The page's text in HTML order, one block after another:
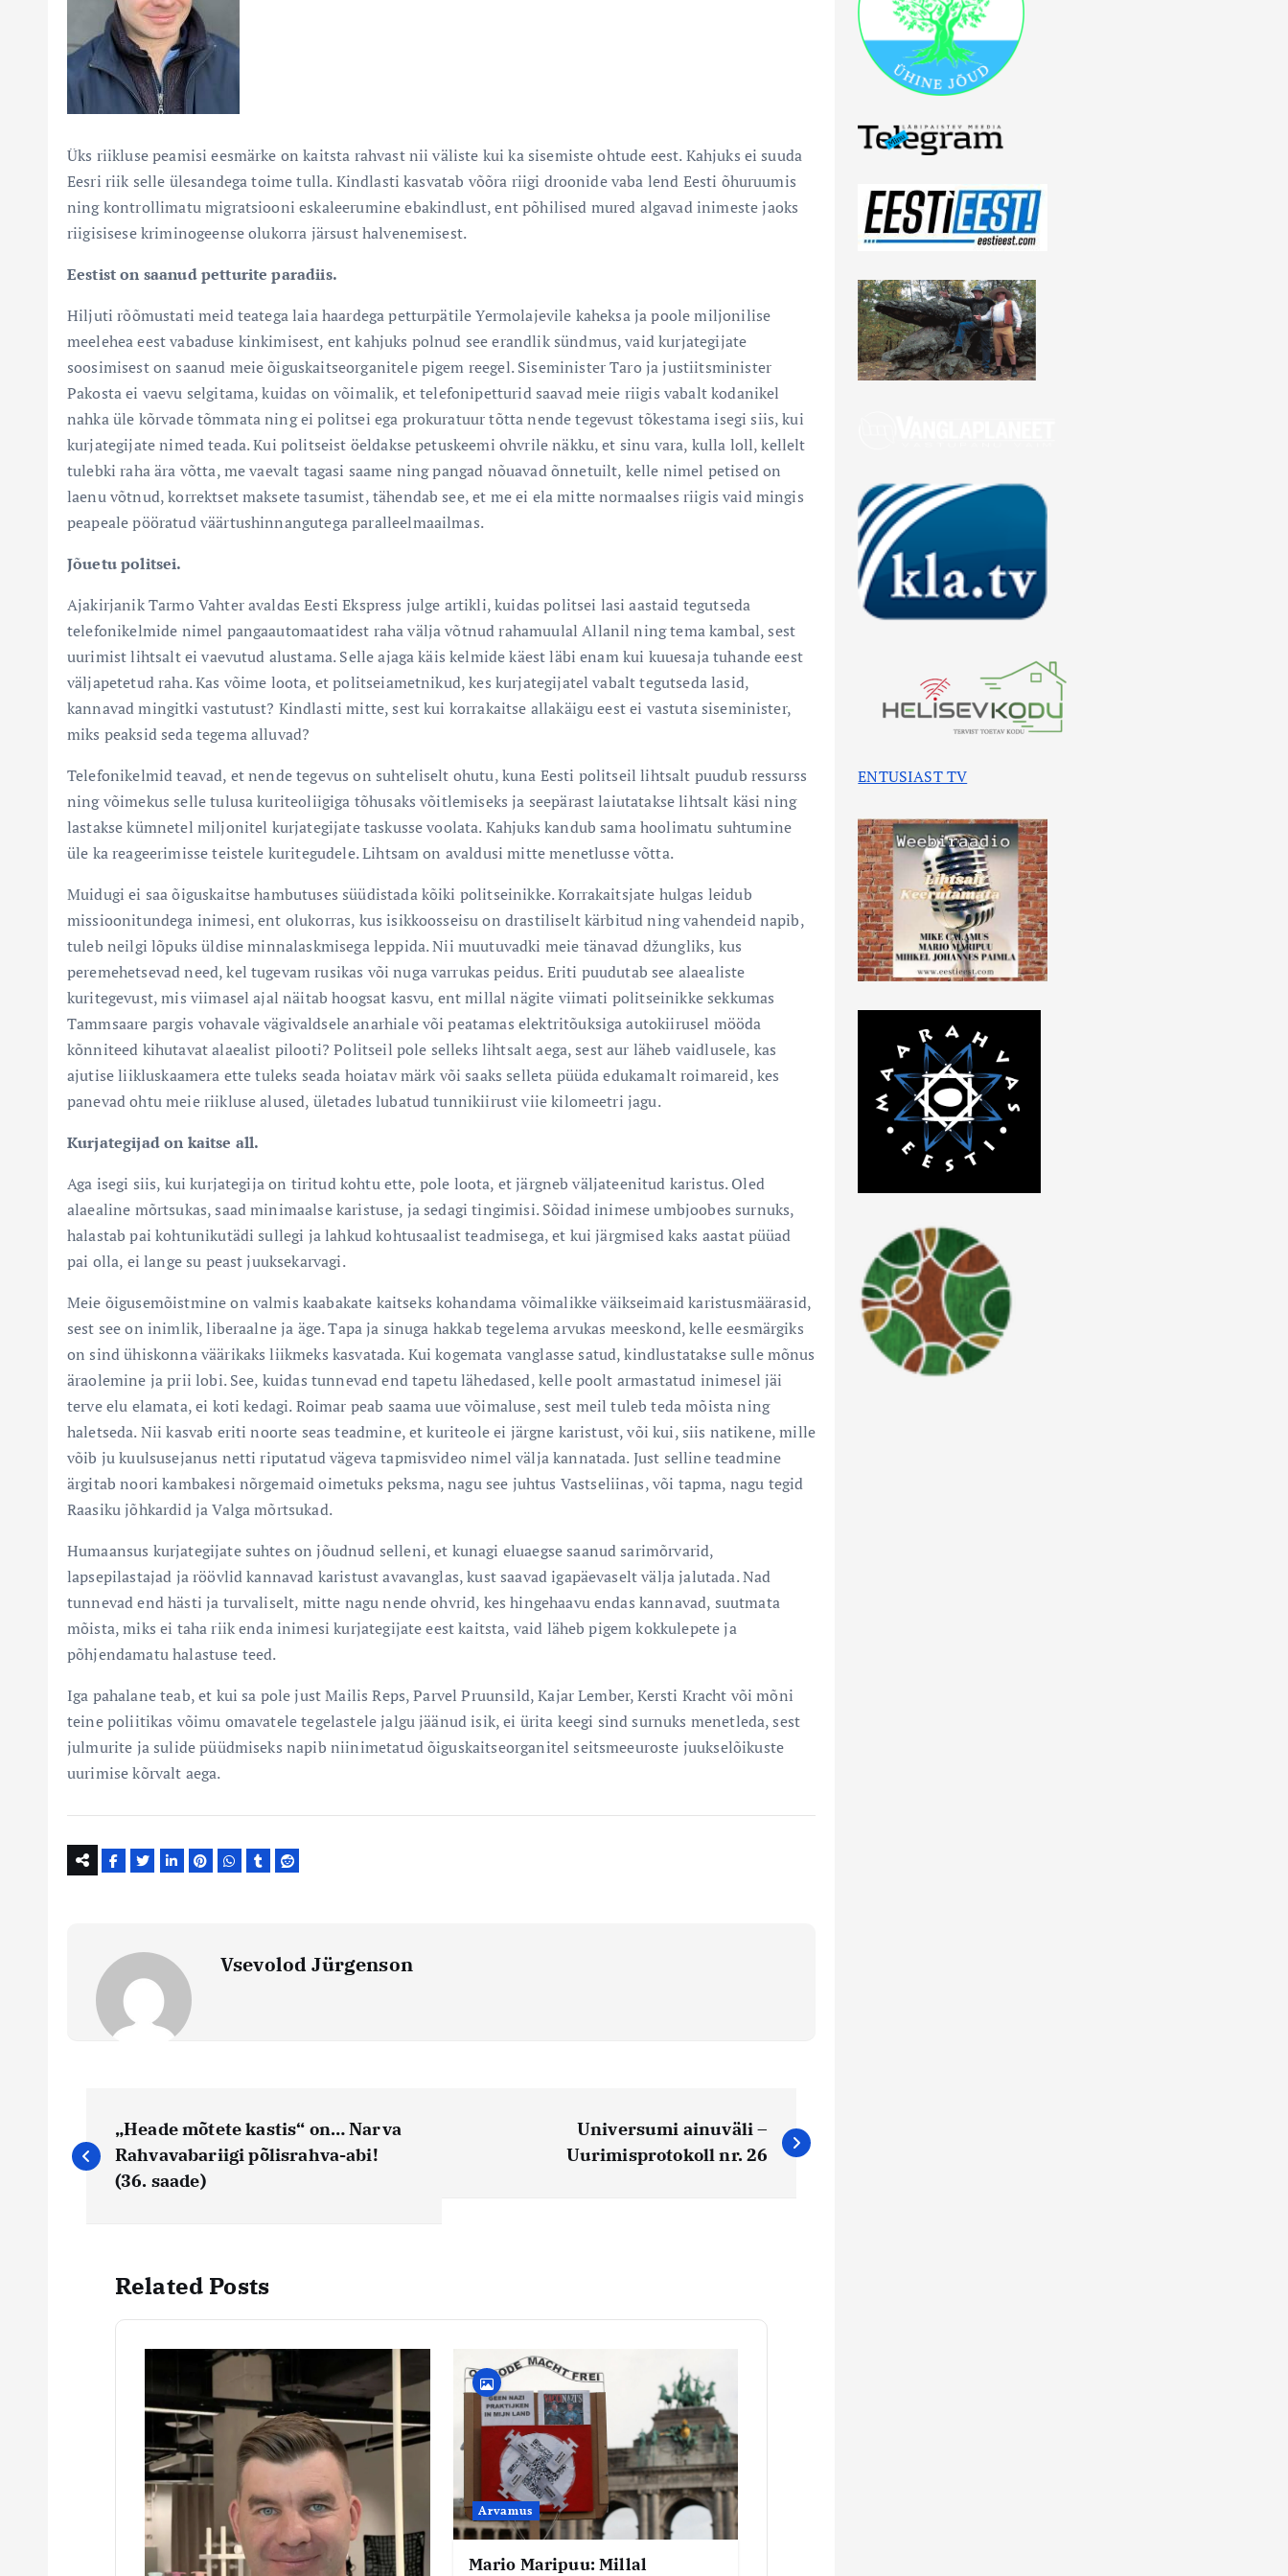
Üks riikluse peamisi eesmärke on kaitsta rahvast nii väliste kui ka sisemiste ohtude eest. Kahjuks ei suuda
Eesri riik selle ülesandega toime tulla. Kindlasti kasvatab võõra riigi droonide vaba lend Eesti õhuruumis
ning kontrollimatu migratsiooni eskaleerumine ebakindlust, ent põhilised mured algavad inimeste jaoks
riigisisese kriminogeense olukorra järsust halvenemisest.
Eestist on saanud petturite paradiis.
Hiljuti rõõmustati meid teatega laia haardega petturpätile Yermolajevile kaheksa ja poole miljonilise
meelehea eest vabaduse kinkimisest, ent kahjuks polnud see erandlik sündmus, vaid kurjategijate
soosimisest on saanud meie õiguskaitseorganitele pigem reegel. Siseminister Taro ja justiitsminister
Pakosta ei vaevu selgitama, kuidas on võimalik, et telefonipetturid saavad meie riigis vabalt kodanikel
nahka üle kõrvade tõmmata ning ei politsei ega prokuratuur tõtta nende tegevust tõkestama isegi siis, kui
kurjategijate nimed teada. Kui politseist öeldakse petuskeemi ohvrile näkku, et sinu vara, kulla loll, kellelt
tulebki raha ära võtta, me vaevalt tagasi saame ning pangad nõuavad õnnetuilt, kelle nimel petised on
laenu võtnud, korrektset maksete tasumist, tähendab see, et me ei ela mitte normaalses riigis vaid mingis
peapeale pööratud väärtushinnangutega paralleelmaailmas.
Jõuetu politsei.
Ajakirjanik Tarmo Vahter avaldas Eesti Ekspress julge artikli, kuidas politsei lasi aastaid tegutseda
telefonikelmide nimel pangaautomaatidest raha välja võtnud rahamuulal Allanil ning tema kambal, sest
uurimist lihtsalt ei vaevutud alustama. Selle ajaga käis kelmide käest läbi enam kui kuuesaja tuhande eest
väljapetetud raha. Kas võime loota, et politseiametnikud, kes kurjategijatel vabalt tegutseda lasid,
kannavad mingitki vastutust? Kindlasti mitte, sest kui korrakaitse allakäigu eest ei vastuta siseminister,
miks peaksid seda tegema alluvad?
Telefonikelmid teavad, et nende tegevus on suhteliselt ohutu, kuna Eesti politseil lihtsalt puudub ressurss
ning võimekus selle tulusa kuriteoliigiga tõhusaks võitlemiseks ja seepärast laiutatakse lihtsalt käsi ning
lastakse kümnetel miljonitel kurjategijate taskusse voolata. Kahjuks kandub sama hoolimatu suhtumine
üle ka reageerimisse teistele kuritegudele. Lihtsam on avaldusi mitte menetlusse võtta.
Muidugi ei saa õiguskaitse hambutuses süüdistada kõiki politseinikke. Korrakaitsjate hulgas leidub
missioonitundega inimesi, ent olukorras, kus isikkoosseisu on drastiliselt kärbitud ning vahendeid napib,
tuleb neilgi lõpuks üldise minnalaskmisega leppida. Nii muutuvadki meie tänavad džungliks, kus
peremehetsevad need, kel tugevam rusikas või nuga varrukas peidus. Eriti puudutab see alaealiste
kuritegevust, mis viimasel ajal näitab hoogsat kasvu, ent millal nägite viimati politseinikke sekkumas
Tammsaare pargis vohavale vägivaldsele anarhiale või peatamas elektritõuksiga autokiirusel mööda
kõnniteed kihutavat alaealist pilooti? Politseil pole selleks lihtsalt aega, sest aur läheb vaidlusele, kas
ajutise liikluskaamera ette tuleks seada hoiatav märk või saaks selleta püüda edukamalt roimareid, kes
panevad ohtu meie riikluse alused, ületades lubatud tunnikiirust viie kilomeetri jagu.
Kurjategijad on kaitse all.
Aga isegi siis, kui kurjategija on tiritud kohtu ette, pole loota, et järgneb väljateenitud karistus. Oled
alaealine mõrtsukas, saad minimaalse karistuse, ja sedagi tingimisi. Sõidad inimese umbjoobes surnuks,
halastab pai kohtunikutädi sullegi ja lahkud kohtusaalist teadmisega, et kui järgmised kaks aastat püüad
pai olla, ei lange su peast juuksekarvagi.
Meie õigusemõistmine on valmis kaabakate kaitseks kohandama võimalikke väikseimaid karistusmäärasid,
sest see on inimlik, liberaalne ja äge. Tapa ja sinuga hakkab tegelema arvukas meeskond, kelle eesmärgiks
on sind ühiskonna väärikaks liikmeks kasvatada. Kui kogemata vanglasse satud, kindlustatakse sulle mõnus
äraolemine ja prii lobi. See, kuidas tunnevad end tapetu lähedased, kelle poolt armastatud inimesel jäi
terve elu elamata, ei koti kedagi. Roimar peab saama uue võimaluse, sest meil tuleb teda mõista ning
haletseda. Nii kasvab eriti noorte seas teadmine, et kuriteole ei järgne karistust, või kui, siis natikene, mille
võib ju kuulsusejanus netti riputatud vägeva tapmisvideo nimel välja kannatada. Just selline teadmine
ärgitab noori kambakesi nõrgemaid oimetuks peksma, nagu see juhtus Vastseliinas, või tapma, nagu tegid
Raasiku jõhkardid ja Valga mõrtsukad.
Humaansus kurjategijate suhtes on jõudnud selleni, et kunagi eluaegse saanud sarimõrvarid,
lapsepilastajad ja röövlid kannavad karistust avavanglas, kust saavad igapäevaselt välja jalutada. Nad
tunnevad end hästi ja turvaliselt, mitte nagu nende ohvrid, kes hingehaavu endas kannavad, suutmata
mõista, miks ei taha riik enda inimesi kurjategijate eest kaitsta, vaid läheb pigem kokkulepete ja
põhjendamatu halastuse teed.
Iga pahalane teab, et kui sa pole just Mailis Reps, Parvel Pruunsild, Kajar Lember, Kersti Kracht või mõni
teine poliitikas võimu omavatele tegelastele jalgu jäänud isik, ei ürita keegi sind surnuks menetleda, sest
julmurite ja sulide püüdmiseks napib niinimetatud õiguskaitseorganitel seitsmeeuroste juukselõikuste
uurimise kõrvalt aega.
Vsevolod Jürgenson
a
„Heade mõtete kastis“ on… Narva
Rahvavabariigi põlisrahva-abi!
(36. saade)
Universumi ainuväli –
Uurimisprotokoll nr. 26
Related Posts
Arvamus
Mario Maripuu: Millal
ENTUSIAST TV